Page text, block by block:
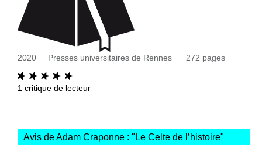
Autres civilisations
2020 Presses universitaires de Rennes 272 pages
1 critique de lecteur
Avis de Adam Craponne : " Le Celte de l’histoire"